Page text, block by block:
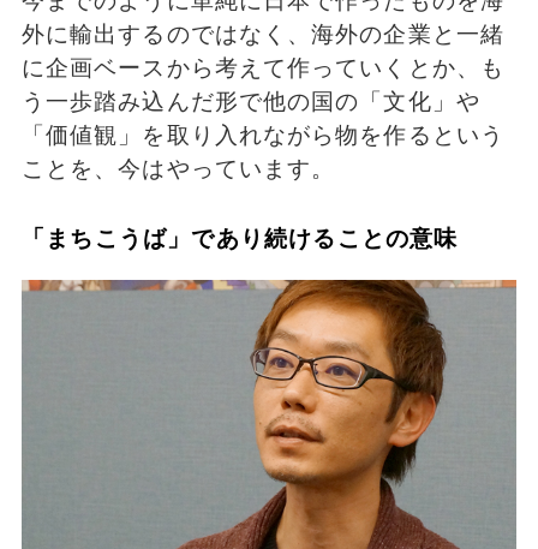
外に輸出するのではなく、海外の企業と一緒
に企画ベースから考えて作っていくとか、も
う一歩踏み込んだ形で他の国の「文化」や
「価値観」を取り入れながら物を作るという
ことを、今はやっています。
「まちこうば」であり続けることの意味